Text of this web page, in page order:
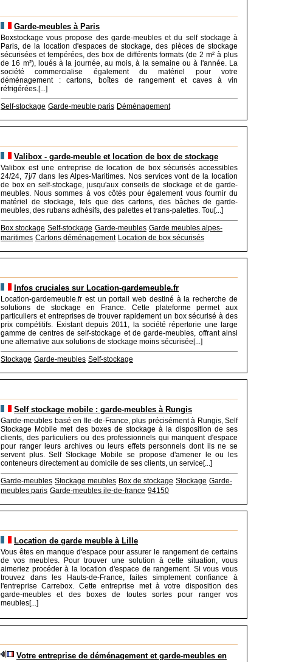
Garde-meubles à Paris
Boxstockage vous propose des garde-meubles et du self stockage à
Paris, de la location d'espaces de stockage, des pièces de stockage
sécurisées et tempérées, des box de différents formats (de 2 m² à plus
de 16 m²), loués à la journée, au mois, à la semaine ou à l'année. La
société commercialise également du matériel pour votre
déménagement : cartons, boîtes de rangement et caves à vin
réfrigérées.[...]
Self-stockage Garde-meuble paris Déménagement
Valibox - garde-meuble et location de box de stockage
Valibox est une entreprise de location de box sécurisés accessibles
24/24, 7j/7 dans les Alpes-Maritimes. Nos services vont de la location
de box en self-stockage, jusqu'aux conseils de stockage et de garde-
meubles. Nous sommes à vos côtés pour également vous fournir du
matériel de stockage, tels que des cartons, des bâches de garde-
meubles, des rubans adhésifs, des palettes et trans-palettes. Tou[...]
Box stockage Self-stockage Garde-meubles Garde meubles alpes-
maritimes Cartons déménagement Location de box sécurisés
Infos cruciales sur Location-gardemeuble.fr
Location-gardemeuble.fr est un portail web destiné à la recherche de
solutions de stockage en France. Cette plateforme permet aux
particuliers et entreprises de trouver rapidement un box sécurisé à des
prix compétitifs. Existant depuis 2011, la société répertorie une large
gamme de centres de self-stockage et de garde-meubles, offrant ainsi
une alternative aux solutions de stockage moins sécurisée[...]
Stockage Garde-meubles Self-stockage
Self stockage mobile : garde-meubles à Rungis
Garde-meubles basé en Ile-de-France, plus précisément à Rungis, Self
Stockage Mobile met des boxes de stockage à la disposition de ses
clients, des particuliers ou des professionnels qui manquent d'espace
pour ranger leurs archives ou leurs effets personnels dont ils ne se
servent plus. Self Stockage Mobile se propose d'amener le ou les
conteneurs directement au domicile de ses clients, un service[...]
Garde-meubles Stockage meubles Box de stockage Stockage Garde-
meubles paris Garde-meubles ile-de-france 94150
Location de garde meuble à Lille
Vous êtes en manque d'espace pour assurer le rangement de certains
de vos meubles. Pour trouver une solution à cette situation, vous
aimeriez procéder à la location d'espace de rangement. Si vous vous
trouvez dans les Hauts-de-France, faites simplement confiance à
l'entreprise Carrebox. Cette entreprise met à votre disposition des
garde-meubles et des boxes de toutes sortes pour ranger vos
meubles[...]
Votre entreprise de déménagement et garde-meubles en